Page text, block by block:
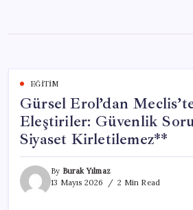
content
EĞITIM
Gürsel Erol’dan
Eleştiriler: Güvenlik
Siyaset Kirletilemez**
By Burak Yılmaz
13 Mayıs 2026
2 Min Read